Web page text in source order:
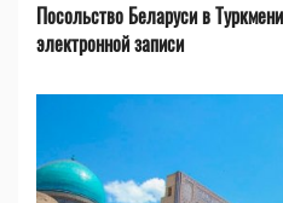
Посольство Беларуси в
электронной записи